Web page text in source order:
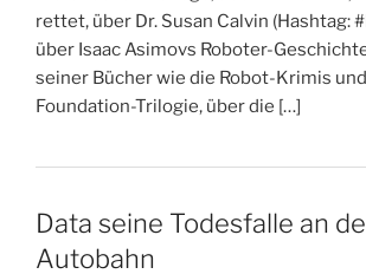
rettet, über Dr. Susan Calvin (Hashtag:
über Isaac Asimovs Roboter-
seiner Bücher wie die Robot-Krimis
Foundation-Trilogie, über die […]
Data seine Todesfalle an
Autobahn